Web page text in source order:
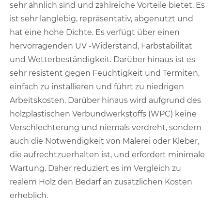
sehr ähnlich sind und zahlreiche Vorteile bietet. Es
ist sehr langlebig, repräsentativ, abgenutzt und
hat eine hohe Dichte. Es verfügt über einen
hervorragenden UV -Widerstand, Farbstabilität
und Wetterbeständigkeit. Darüber hinaus ist es
sehr resistent gegen Feuchtigkeit und Termiten,
einfach zu installieren und führt zu niedrigen
Arbeitskosten. Darüber hinaus wird aufgrund des
holzplastischen Verbundwerkstoffs (WPC) keine
Verschlechterung und niemals verdreht, sondern
auch die Notwendigkeit von Malerei oder Kleber,
die aufrechtzuerhalten ist, und erfordert minimale
Wartung. Daher reduziert es im Vergleich zu
realem Holz den Bedarf an zusätzlichen Kosten
erheblich.